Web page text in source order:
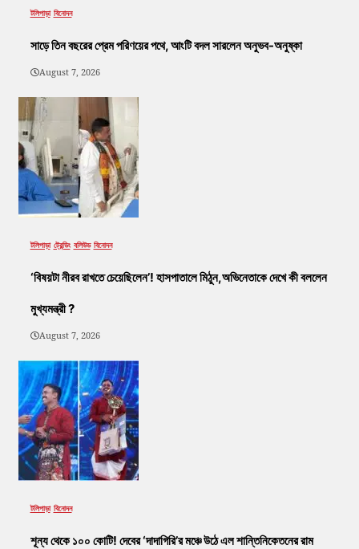
টলিপাড়া বিনোদন
সাড়ে তিন বছরের প্রেম পরিণয়ের পথে, আংটি বদল সারলেন অনুভব-অনুষ্কা
August 7, 2026
টলিপাড়া ট্রেন্ডিং বলিউড বিনোদন
‘বিষয়টা নীরব রাখতে চেয়েছিলেন’! হাসপাতালে মিঠুন,অভিনেতাকে দেখে কী বললেন
মুখ্যমন্ত্রী ?
August 7, 2026
টলিপাড়া বিনোদন
শূন্য থেকে ১০০ কোটি! দেবের ‘দাদাগিরি’র মঞ্চে উঠে এল শান্তিনিকেতনের রাম